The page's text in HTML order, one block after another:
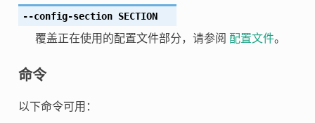
--config-sectionSECTION
覆盖正在使用的配置文件部分，请参阅 配置文件。
命令
以下命令可用：